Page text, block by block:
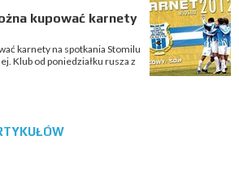
kupować karnety
karnety na spotkania Stomilu
Klub od poniedziałku rusza z